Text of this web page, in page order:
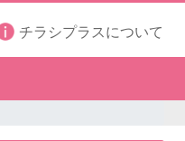
チラシプラスについて